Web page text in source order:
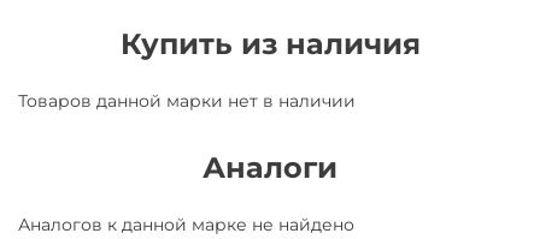
Купить из наличия
Товаров данной марки нет в наличии
Аналоги
Аналогов к данной марке не найдено